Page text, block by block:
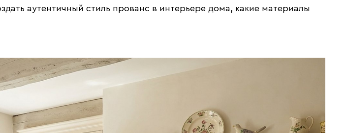
аутентичный стиль прованс в интерьере дома, какие материалы